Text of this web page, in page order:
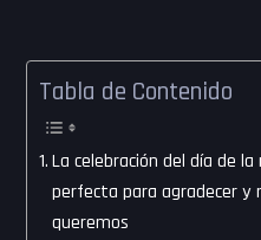
Tabla de Contenido
La celebración del día de
perfecta para agradecer y
queremos